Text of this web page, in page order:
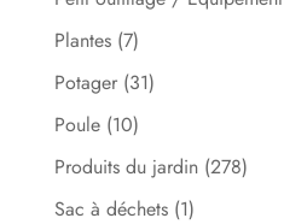
Plantes (7)
Potager (31)
Poule (10)
Produits du jardin (278)
Sac à déchets (1)